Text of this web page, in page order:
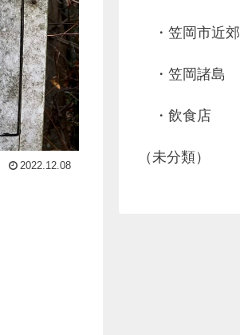
2022.12.08
・笠岡市近郊
・笠岡諸島
・飲食店
（未分類）